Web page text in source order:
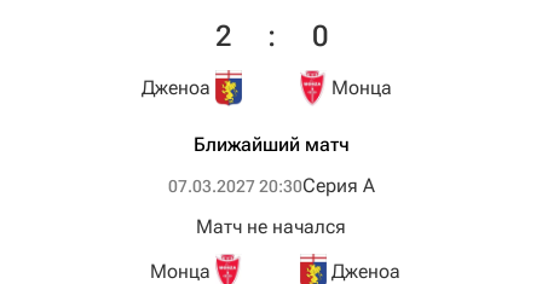
Дженоа
2 : 0
Монца
Ближайший матч
07.03.2027 20:30Серия А
Монца
Матч не начался
Дженоа